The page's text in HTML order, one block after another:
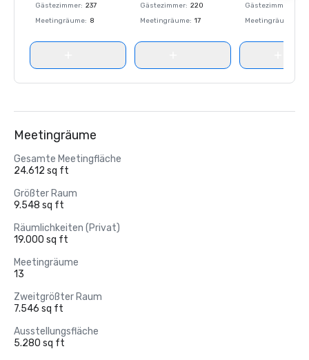
Gästezimmer: 237
Meetingräume: 8
Gästezimmer: 220
Meetingräume: 17
Gästezimmer
Meetingräume
Meetingräume
Gesamte Meetingfläche
24.612 sq ft
Größter Raum
9.548 sq ft
Räumlichkeiten (Privat)
19.000 sq ft
Meetingräume
13
Zweitgrößter Raum
7.546 sq ft
Ausstellungsfläche
5.280 sq ft